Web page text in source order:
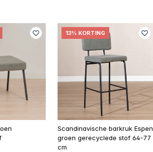
13% KORTING
Scandinavische barkruk Espen
groen gerecyclede stof 64-77
cm